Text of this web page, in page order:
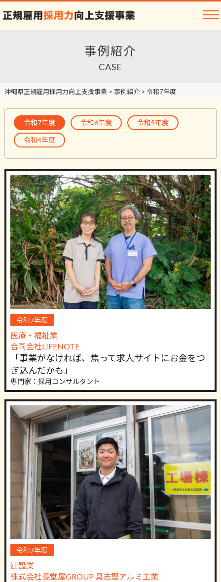
事例紹介
CASE
沖縄県正規雇用採用力向上支援事業> 事例紹介> 令和7年度
令和7年度 令和6年度 令和5年度
令和4年度
令和7年度
医療・福祉業
合同会社LIFENOTE
「事業がなければ、焦って求人サイトにお金をつ
ぎ込んだかも」
専門家：採用コンサルタント
令和7年度
建設業
株式会社長堂屋GROUP 具志堅アルミ工業